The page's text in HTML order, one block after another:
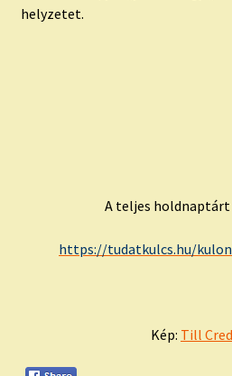
helyzetet.
A teljes
https://tudatkulcs.hu/
Kép: Till